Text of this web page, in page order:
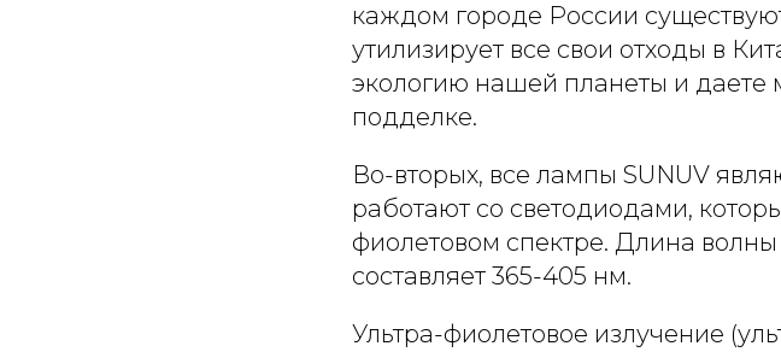
каждом городе России
утилизирует все свои отходы в
экологию нашей планеты и даете
подделке.
Во-вторых, все лампы SUNUV
работают со светодиодами,
фиолетовом спектре. Длина волны
составляет 365-405 нм.
Ультра-фиолетовое излучение